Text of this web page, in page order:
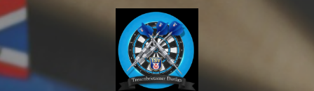
Springe
zum